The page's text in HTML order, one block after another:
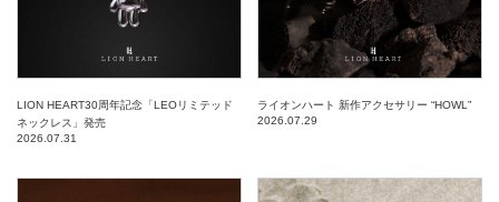
LION HEART30周年記念「LEOリミテッド
ネックレス」発売
2026.07.31
ライオンハート 新作アクセサリー “HOWL”
2026.07.29